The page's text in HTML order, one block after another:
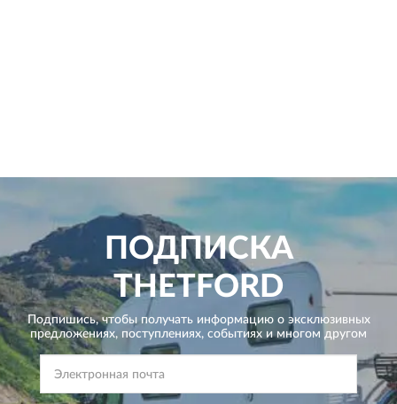
ПОДПИСКА
THETFORD
Подпишись, чтобы получать информацию о эксклюзивных
предложениях, поступлениях, событиях и многом другом